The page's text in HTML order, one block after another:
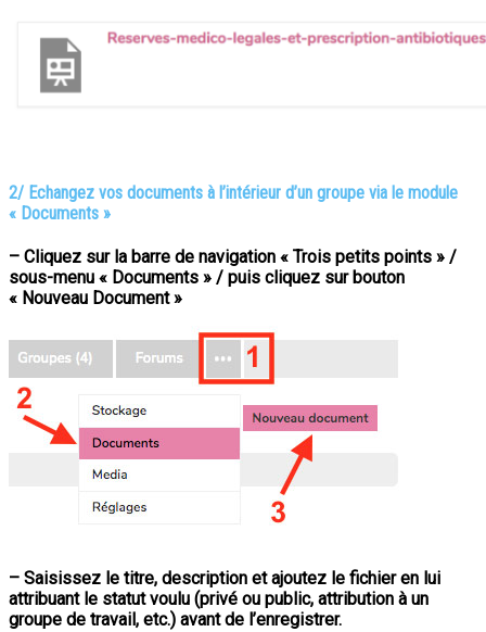
2/ Echangez vos documents à l’intérieur d’un groupe via le module
« Documents »
– Cliquez sur la barre de navigation « Trois petits points » /
sous-menu « Documents » / puis cliquez sur bouton
« Nouveau Document »
– Saisissez le titre, description et ajoutez le fichier en lui
attribuant le statut voulu (privé ou public, attribution à un
groupe de travail, etc.) avant de l’enregistrer.